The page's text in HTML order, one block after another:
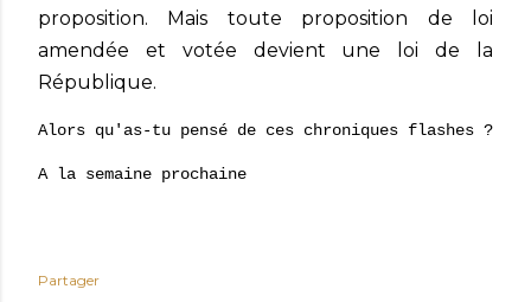
proposition. Mais toute proposition de loi
amendée et votée devient une loi de la
République.
Alors qu'as-tu pensé de ces chroniques flashes ?
A la semaine prochaine
Partager